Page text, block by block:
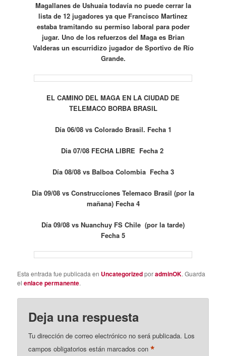
Magallanes de Ushuaia todavía no puede cerrar la
lista de 12 jugadores ya que Francisco Martinez
estaba tramitando su permiso laboral para poder
jugar. Uno de los refuerzos del Maga es Brian
Valderas un escurridizo jugador de Sportivo de Río
Grande.
EL CAMINO DEL MAGA EN LA CIUDAD DE
TELEMACO BORBA BRASIL
Día 06/08 vs Colorado Brasil. Fecha 1
Dia 07/08 FECHA LIBRE Fecha 2
Día 08/08 vs Balboa Colombia Fecha 3
Día 09/08 vs Construcciones Telemaco Brasil (por la
mañana) Fecha 4
Día 09/08 vs Nuanchuy FS Chile (por la tarde)
Fecha 5
Esta entrada fue publicada en UncategorizedporadminOK. Guarda
elenlace permanente.
Deja una respuesta
Tu dirección de correo electrónico no será publicada. Los
campos obligatorios están marcados con*